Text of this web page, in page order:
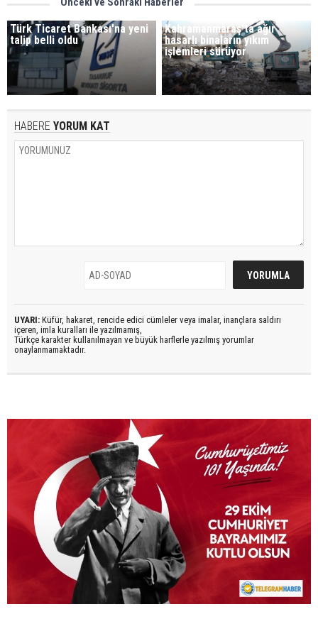
Türk Ticaret Bankası'na yeni
talip belli oldu
Kahramanmaraş'ta ağır
hasarlı binaların yıkım
işlemleri sürüyor
HABERE YORUM KAT
UYARI: Küfür, hakaret, rencide edici cümleler veya imalar, inançlara saldırı
içeren, imla kuralları ile yazılmamış,
Türkçe karakter kullanılmayan ve büyük harflerle yazılmış yorumlar
onaylanmamaktadır.